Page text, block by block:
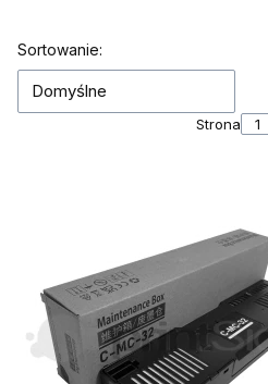
Lista produktów
Sortowanie:
Domyślne
Strona